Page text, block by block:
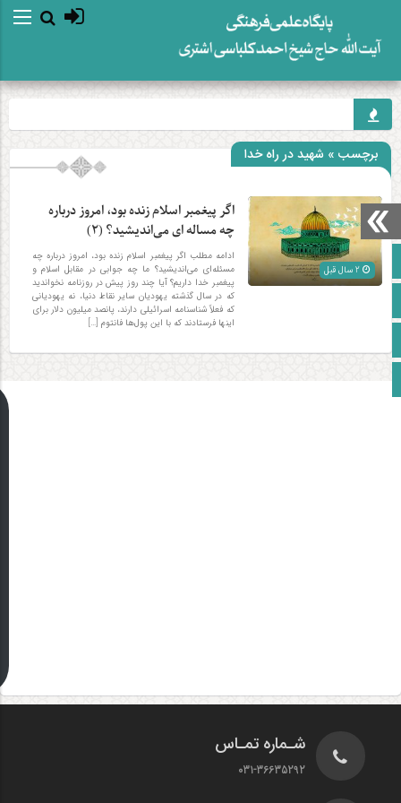
صفحه نخست
زبان انگلیسی
برچسب » شهید در راه خدا
اگر پیغمبر اسلام زنده بود، امروز درباره
چه مساله‌ ای می‌اندیشید؟ (۲)
ادامه مطلب اگر پیغمبر اسلام زنده بود، امروز درباره چه
مسئله‌ای می‌اندیشید؟ ما چه جوابی در مقابل اسلام و
پیغمبر خدا داریم؟ آیا چند روز پیش در روزنامه نخواندید
که در سال گذشته یهودیان سایر نقاط دنیا، نه یهودیانی
که فعلاً شناسنامه اسرائیلی دارند، پانصد میلیون دلار برای
اینها فرستادند که با این پول‌ها فانتوم […]
شـماره تمـاس
031-36635292